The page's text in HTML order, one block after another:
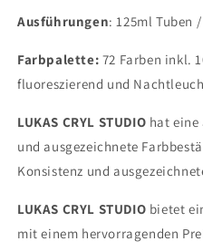
Ausführungen: 125ml Tuben
Farbpalette: 72 Farben inkl.
fluoreszierend und
LUKAS CRYL STUDIO hat
und ausgezeichnete
Konsistenz und
LUKAS CRYL STUDIO bietet
mit einem hervorragenden